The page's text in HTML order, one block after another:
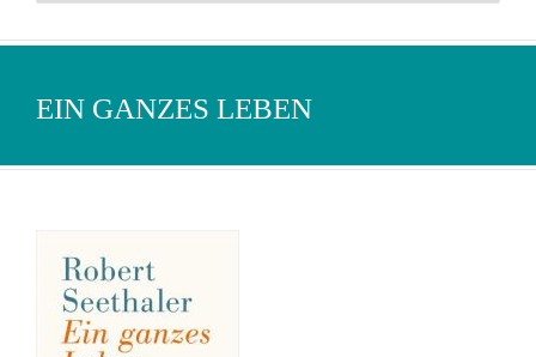
EIN GANZES LEBEN